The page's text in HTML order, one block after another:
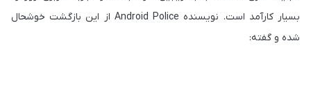
بسیار کارآمد است. نویسنده Android Police از این بازگشت خوشحال
شده و گفته: